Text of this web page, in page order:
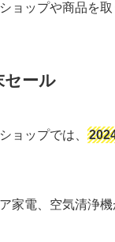
ョップや商品を
セール
ョップでは、
家電、空気清浄